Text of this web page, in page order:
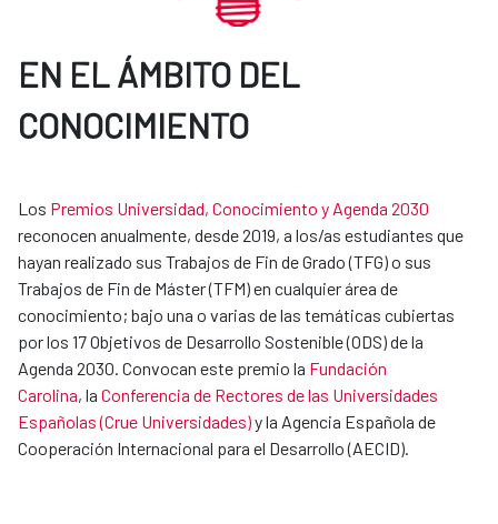
EN EL ÁMBITO DEL
CONOCIMIENTO
Los Premios Universidad, Conocimiento y Agenda 2030
reconocen anualmente, desde 2019, a los/as estudiantes que
hayan realizado sus Trabajos de Fin de Grado (TFG) o sus
Trabajos de Fin de Máster (TFM) en cualquier área de
conocimiento; bajo una o varias de las temáticas cubiertas
por los 17 Objetivos de Desarrollo Sostenible (ODS) de la
Agenda 2030. Convocan este premio la Fundación
Carolina, la Conferencia de Rectores de las Universidades
Españolas (Crue Universidades)y la Agencia Española de
Cooperación Internacional para el Desarrollo (AECID).